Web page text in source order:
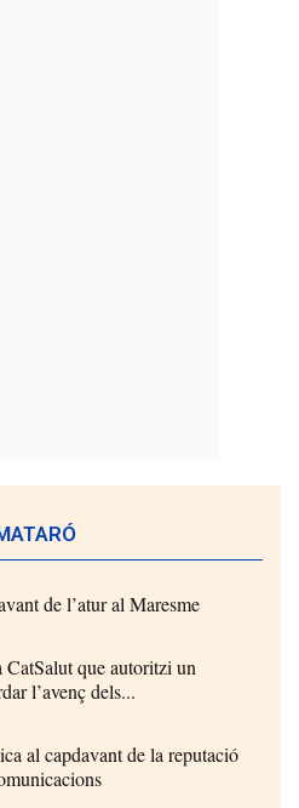
de l’atur al Maresme
CatSalut que autoritzi un
l’avenç dels...
al capdavant de la reputació